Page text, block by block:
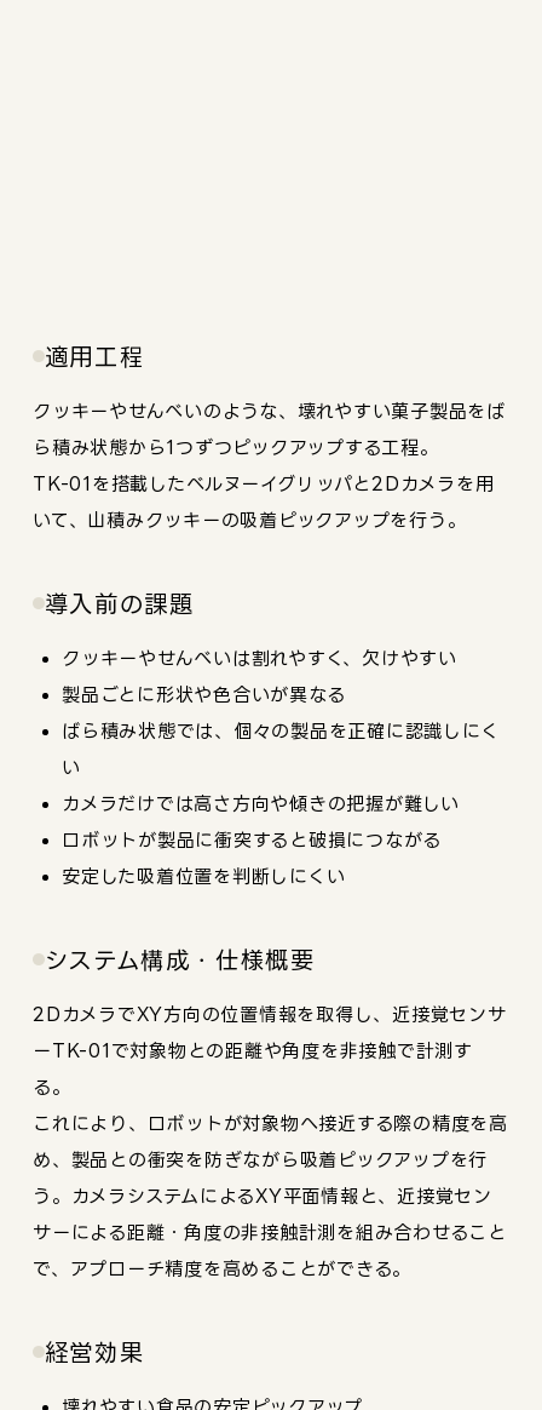
適用工程
クッキーやせんべいのような、壊れやすい菓子製品をば
ら積み状態から1つずつピックアップする工程。
TK-01を搭載したベルヌーイグリッパと2Dカメラを用
いて、山積みクッキーの吸着ピックアップを行う。
導入前の課題
クッキーやせんべいは割れやすく、欠けやすい
製品ごとに形状や色合いが異なる
ばら積み状態では、個々の製品を正確に認識しにく
い
カメラだけでは高さ方向や傾きの把握が難しい
ロボットが製品に衝突すると破損につながる
安定した吸着位置を判断しにくい
システム構成・仕様概要
2DカメラでXY方向の位置情報を取得し、近接覚センサ
ーTK-01で対象物との距離や角度を非接触で計測す
る。
これにより、ロボットが対象物へ接近する際の精度を高
め、製品との衝突を防ぎながら吸着ピックアップを行
う。カメラシステムによるXY平面情報と、近接覚セン
サーによる距離・角度の非接触計測を組み合わせること
で、アプローチ精度を高めることができる。
経営効果